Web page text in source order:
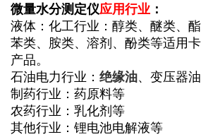
微量水分测定仪应用行业：
液体：化工行业：醇类、醚类、酯
苯类、胺类、溶剂、酚类等适用
产品。
石油电力行业： 绝缘油、变压器
制药行业：药原料等
农药行业：乳化剂等
其他行业：锂电池电解液等